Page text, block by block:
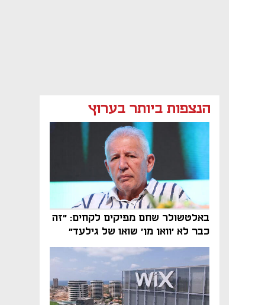
הנצפות ביותר בערוץ
באלטשולר שחם מפיקים לקחים: "זה
כבר לא 'וואן מן' שואו של גילעד"